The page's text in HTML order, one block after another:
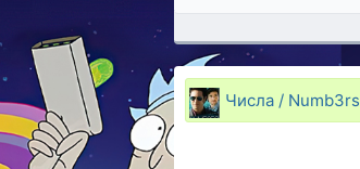
Числа / Numb3rs